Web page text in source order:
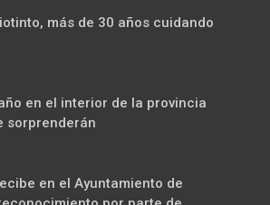
más de 30 años cuidando
en el interior de la provincia
sorprenderán
en el Ayuntamiento de